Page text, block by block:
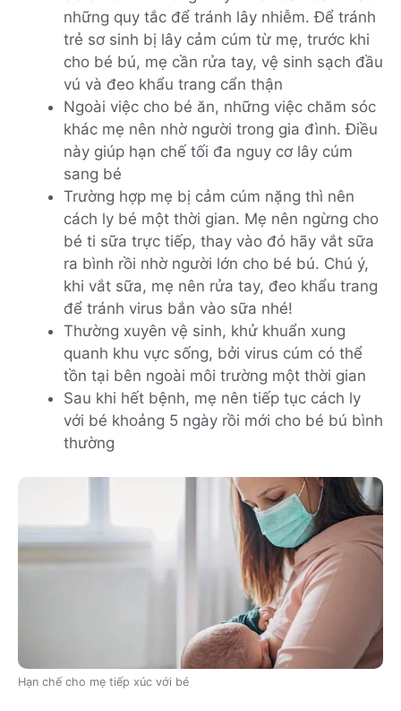
những quy tắc để tránh lây nhiễm. Để tránh
trẻ sơ sinh bị lây cảm cúm từ mẹ, trước khi
cho bé bú, mẹ cần rửa tay, vệ sinh sạch đầu
vú và đeo khẩu trang cẩn thận
Ngoài việc cho bé ăn, những việc chăm sóc
khác mẹ nên nhờ người trong gia đình. Điều
này giúp hạn chế tối đa nguy cơ lây cúm
sang bé
Trường hợp mẹ bị cảm cúm nặng thì nên
cách ly bé một thời gian. Mẹ nên ngừng cho
bé ti sữa trực tiếp, thay vào đó hãy vắt sữa
ra bình rồi nhờ người lớn cho bé bú. Chú ý,
khi vắt sữa, mẹ nên rửa tay, đeo khẩu trang
để tránh virus bắn vào sữa nhé!
Thường xuyên vệ sinh, khử khuẩn xung
quanh khu vực sống, bởi virus cúm có thể
tồn tại bên ngoài môi trường một thời gian
Sau khi hết bệnh, mẹ nên tiếp tục cách ly
với bé khoảng 5 ngày rồi mới cho bé bú bình
thường
Hạn chế cho mẹ tiếp xúc với bé